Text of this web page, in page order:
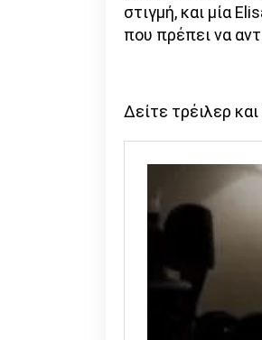
στιγμή, και μία
που πρέπει να
Δείτε τρέιλερ